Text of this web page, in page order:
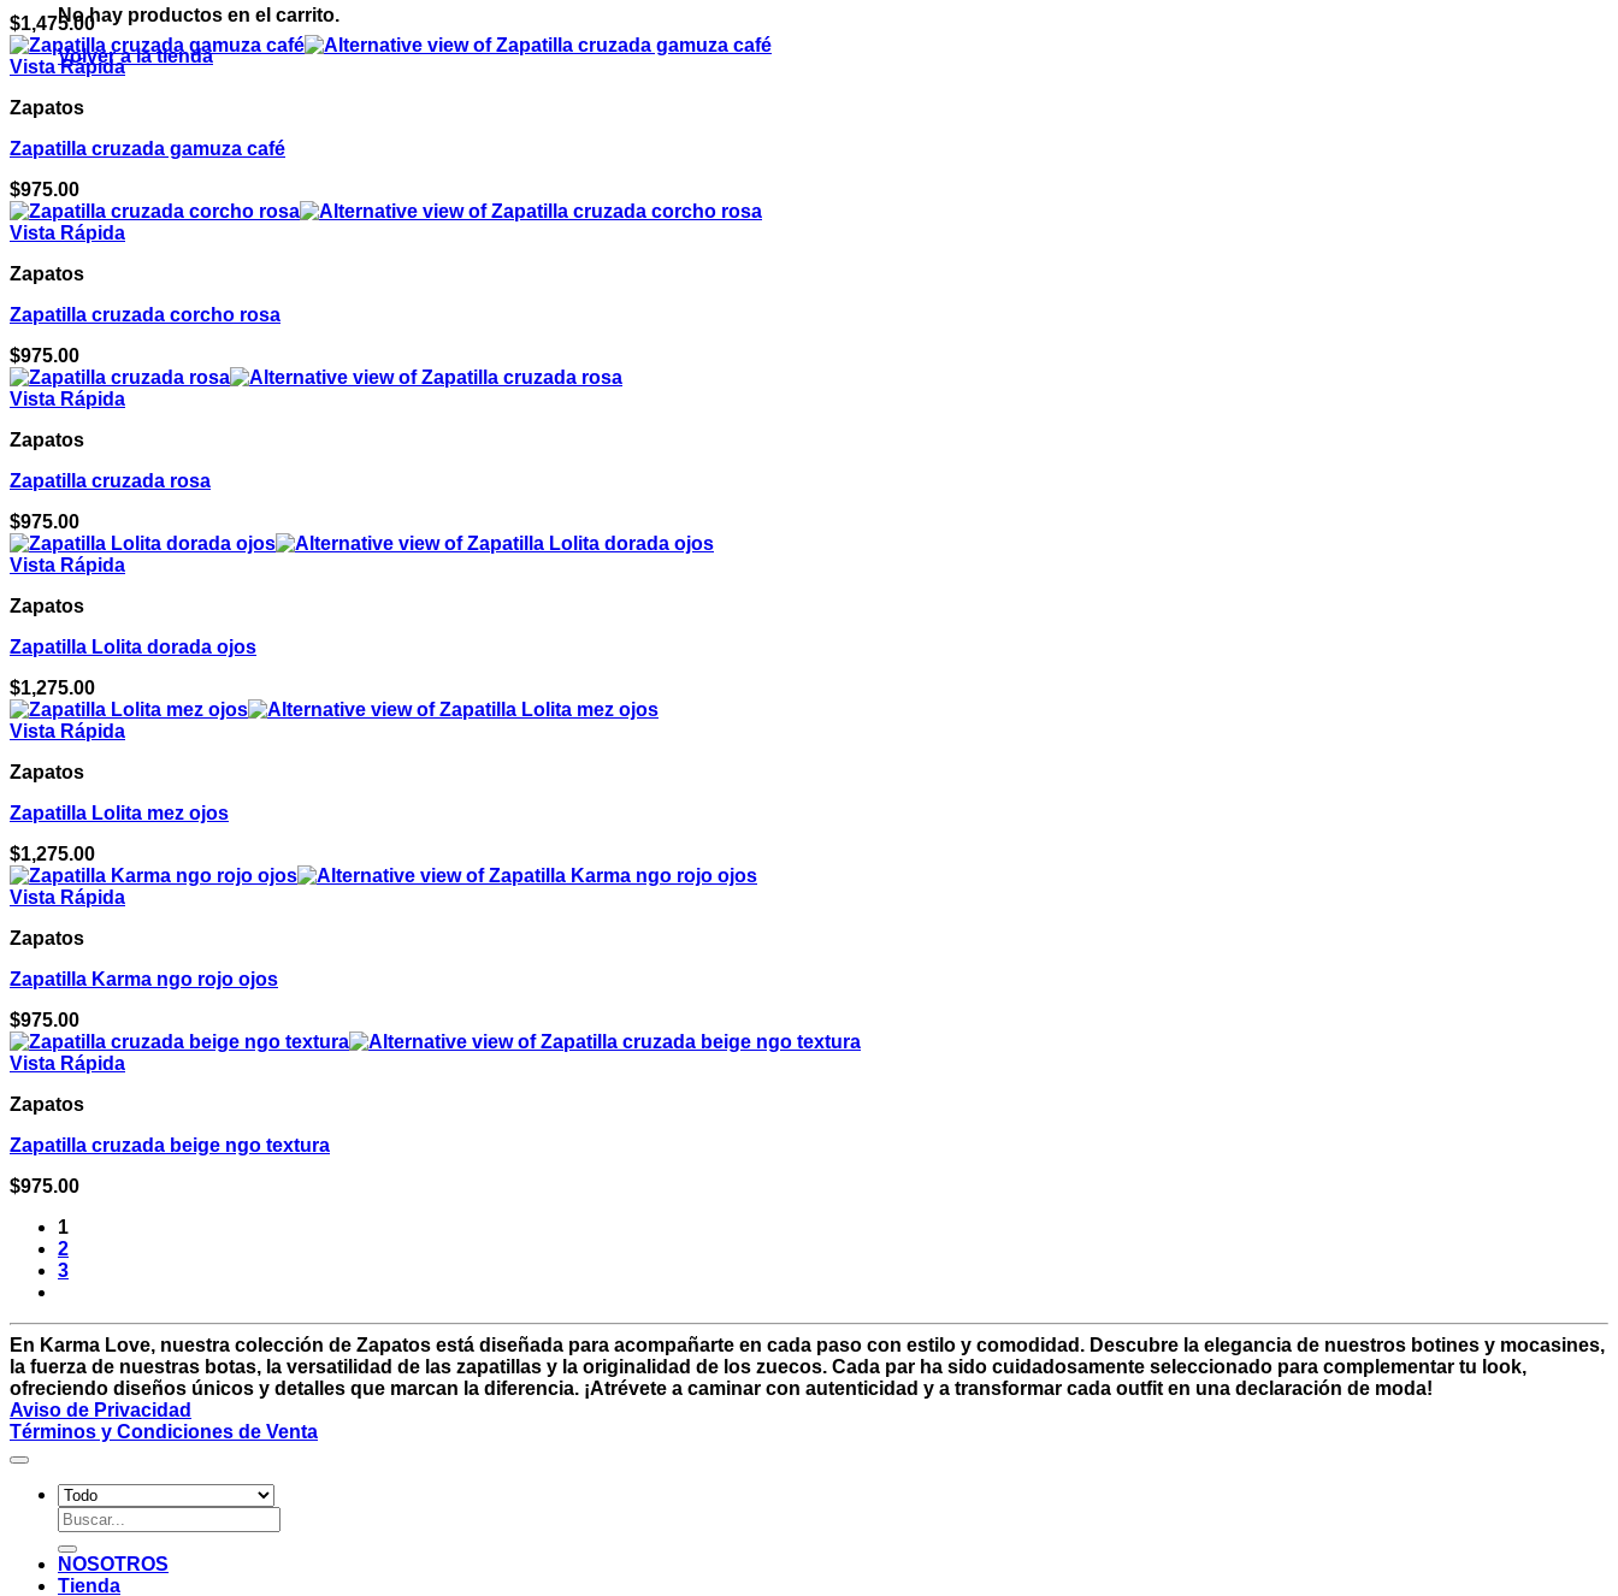
No hay productos en el carrito.
Volver a la tienda
$1,475.00
Vista Rápida
Zapatos
Zapatilla cruzada gamuza café
$975.00
Vista Rápida
Zapatos
Zapatilla cruzada corcho rosa
$975.00
Vista Rápida
Zapatos
Zapatilla cruzada rosa
$975.00
Vista Rápida
Zapatos
Zapatilla Lolita dorada ojos
$1,275.00
Vista Rápida
Zapatos
Zapatilla Lolita mez ojos
$1,275.00
Vista Rápida
Zapatos
Zapatilla Karma ngo rojo ojos
$975.00
Vista Rápida
Zapatos
Zapatilla cruzada beige ngo textura
$975.00
1
2
3
En Karma Love, nuestra colección de Zapatos está diseñada para acompañarte en cada paso con estilo y comodidad. Descubre la elegancia de nuestros botines y mocasines,
la fuerza de nuestras botas, la versatilidad de las zapatillas y la originalidad de los zuecos. Cada par ha sido cuidadosamente seleccionado para complementar tu look,
ofreciendo diseños únicos y detalles que marcan la diferencia. ¡Atrévete a caminar con autenticidad y a transformar cada outfit en una declaración de moda!
Aviso de Privacidad
Términos y Condiciones de Venta
Buscar
por:
NOSOTROS
Tienda